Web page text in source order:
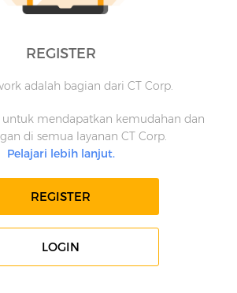
REGISTER
adalah bagian dari CT Corp.
untuk mendapatkan kemudahan dan
di semua layanan CT Corp.
Pelajari lebih lanjut.
REGISTER
LOGIN